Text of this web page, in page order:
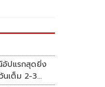
อัปแรกสุดยิ่ง
นเต็ม 2-3